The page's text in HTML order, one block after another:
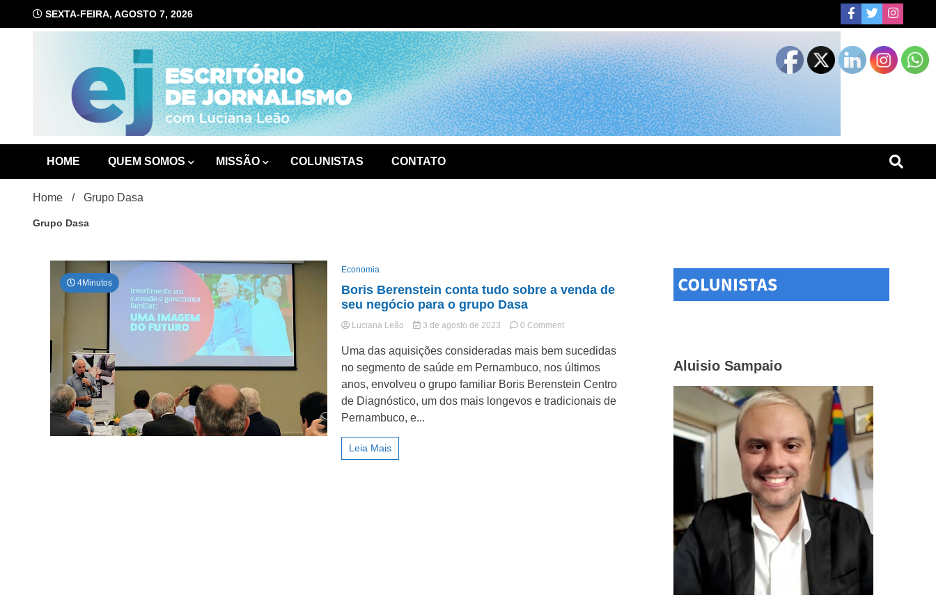
SEXTA-FEIRA, AGOSTO 7, 2026
Escritório de
Jornalismo
HOME
QUEM SOMOS MISSÃO COLUNISTAS CONTATO
Home Grupo Dasa
Grupo Dasa
4Minutos
Economia
Boris Berenstein conta tudo sobre a venda de
seu negócio para o grupo Dasa
Luciana Leão 3 de agosto de 2023 0 Commenton
Berenstein
conta
sobre
a
Uma das aquisições consideradas mais bem sucedidas
no segmento de saúde em Pernambuco, nos últimos
anos, envolveu o grupo familiar Boris Berenstein Centro
de Diagnóstico, um dos mais longevos e tradicionais de
Pernambuco, e...
Leia Mais
Aluisio Sampaio